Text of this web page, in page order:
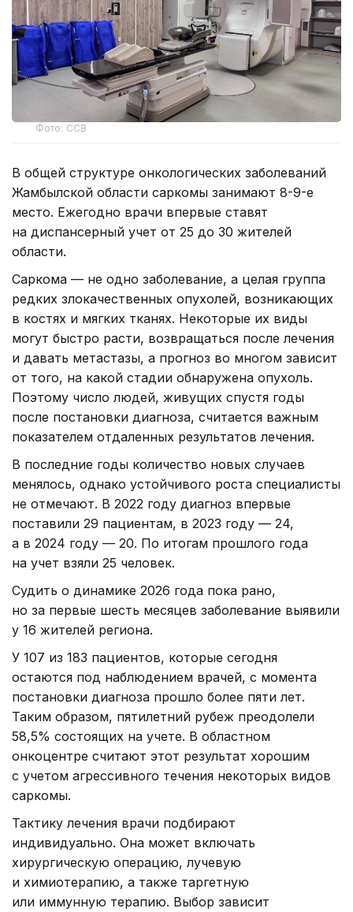
Фото: ССВ
В общей структуре онкологических заболеваний
Жамбылской области саркомы занимают 8-9-е
место. Ежегодно врачи впервые ставят
на диспансерный учет от 25 до 30 жителей
области.
Саркома — не одно заболевание, а целая группа
редких злокачественных опухолей, возникающих
в костях и мягких тканях. Некоторые их виды
могут быстро расти, возвращаться после лечения
и давать метастазы, а прогноз во многом зависит
от того, на какой стадии обнаружена опухоль.
Поэтому число людей, живущих спустя годы
после постановки диагноза, считается важным
показателем отдаленных результатов лечения.
В последние годы количество новых случаев
менялось, однако устойчивого роста специалисты
не отмечают. В 2022 году диагноз впервые
поставили 29 пациентам, в 2023 году — 24,
а в 2024 году — 20. По итогам прошлого года
на учет взяли 25 человек.
Судить о динамике 2026 года пока рано,
но за первые шесть месяцев заболевание выявили
у 16 жителей региона.
У 107 из 183 пациентов, которые сегодня
остаются под наблюдением врачей, с момента
постановки диагноза прошло более пяти лет.
Таким образом, пятилетний рубеж преодолели
58,5% состоящих на учете. В областном
онкоцентре считают этот результат хорошим
с учетом агрессивного течения некоторых видов
саркомы.
Тактику лечения врачи подбирают
индивидуально. Она может включать
хирургическую операцию, лучевую
и химиотерапию, а также таргетную
или иммунную терапию. Выбор зависит